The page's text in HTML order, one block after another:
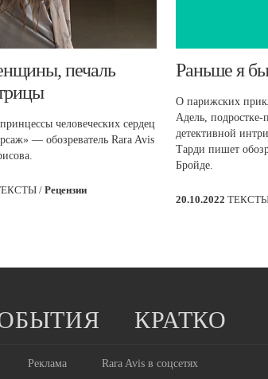
печаль
человеческих сердец
— обозреватель Rara Avis
/ Рецензии
Раньше я
О парижских
Адель, подростке-
детективной
Тарди пишет
Бройде.
20.10.2022
КРАТКО
Реклама Rara Avis в соцсетях